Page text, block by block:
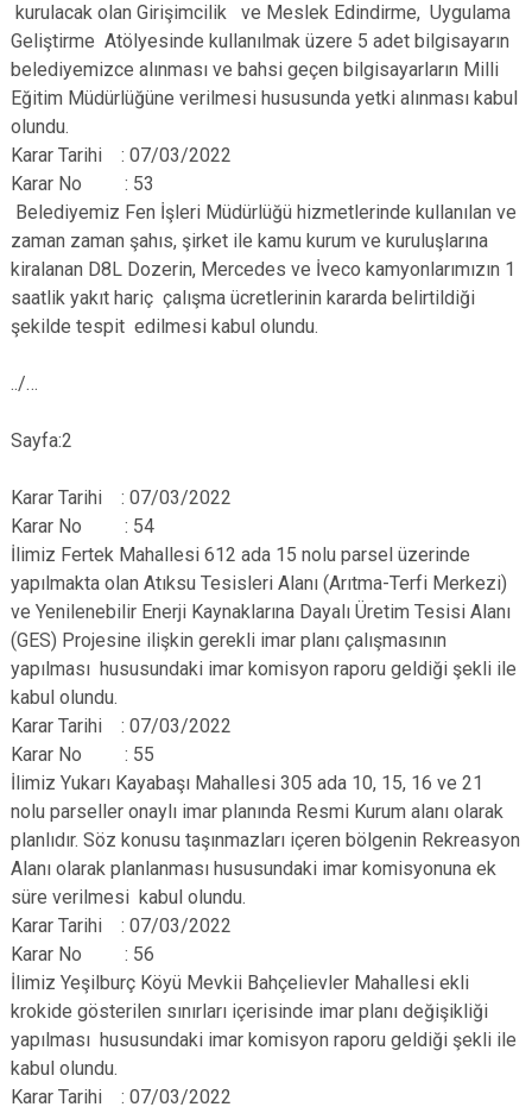
kurulacak olan Girişimcilik ve Meslek Edindirme, Uygulama
Geliştirme Atölyesinde kullanılmak üzere 5 adet bilgisayarın
belediyemizce alınması ve bahsi geçen bilgisayarların Milli
Eğitim Müdürlüğüne verilmesi hususunda yetki alınması kabul
olundu.
Karar Tarihi : 07/03/2022
Karar No : 53
Belediyemiz Fen İşleri Müdürlüğü hizmetlerinde kullanılan ve
zaman zaman şahıs, şirket ile kamu kurum ve kuruluşlarına
kiralanan D8L Dozerin, Mercedes ve İveco kamyonlarımızın 1
saatlik yakıt hariç çalışma ücretlerinin kararda belirtildiği
şekilde tespit edilmesi kabul olundu.
../…
Sayfa:2
Karar Tarihi : 07/03/2022
Karar No : 54
İlimiz Fertek Mahallesi 612 ada 15 nolu parsel üzerinde
yapılmakta olan Atıksu Tesisleri Alanı (Arıtma-Terfi Merkezi)
ve Yenilenebilir Enerji Kaynaklarına Dayalı Üretim Tesisi Alanı
(GES) Projesine ilişkin gerekli imar planı çalışmasının
yapılması hususundaki imar komisyon raporu geldiği şekli ile
kabul olundu.
Karar Tarihi : 07/03/2022
Karar No : 55
İlimiz Yukarı Kayabaşı Mahallesi 305 ada 10, 15, 16 ve 21
nolu parseller onaylı imar planında Resmi Kurum alanı olarak
planlıdır. Söz konusu taşınmazları içeren bölgenin Rekreasyon
Alanı olarak planlanması hususundaki imar komisyonuna ek
süre verilmesi kabul olundu.
Karar Tarihi : 07/03/2022
Karar No : 56
İlimiz Yeşilburç Köyü Mevkii Bahçelievler Mahallesi ekli
krokide gösterilen sınırları içerisinde imar planı değişikliği
yapılması hususundaki imar komisyon raporu geldiği şekli ile
kabul olundu.
Karar Tarihi : 07/03/2022